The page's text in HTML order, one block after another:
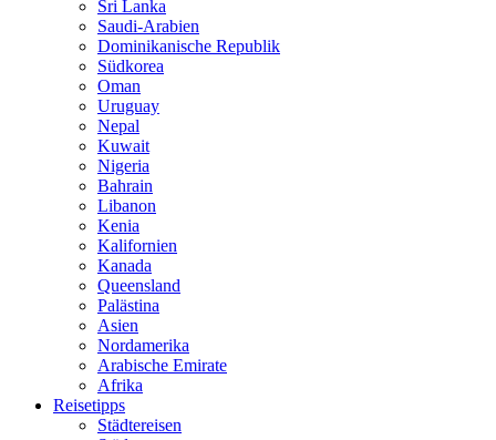
Sri Lanka
Saudi-Arabien
Dominikanische Republik
Südkorea
Oman
Uruguay
Nepal
Kuwait
Nigeria
Bahrain
Libanon
Kenia
Kalifornien
Kanada
Queensland
Palästina
Asien
Nordamerika
Arabische Emirate
Afrika
Reisetipps
Städtereisen